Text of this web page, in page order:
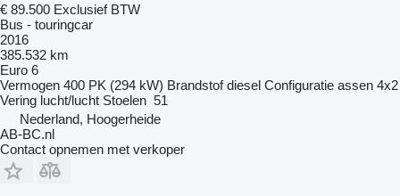
€ 89.500 Exclusief BTW
Bus - touringcar
2016
385.532 km
Euro 6
Vermogen 400 PK (294 kW) Brandstof diesel Configuratie assen 4x2
Vering lucht/lucht Stoelen 51
Nederland, Hoogerheide
AB-BC.nl
Contact opnemen met verkoper